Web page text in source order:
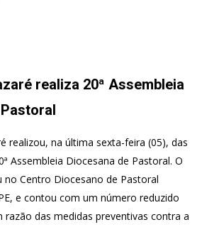
realiza 20ª Assembleia
realizou, na última sexta-feira (05), das
Assembleia Diocesana de Pastoral. O
Centro Diocesano de Pastoral
e contou com um número reduzido
razão das medidas preventivas contra a